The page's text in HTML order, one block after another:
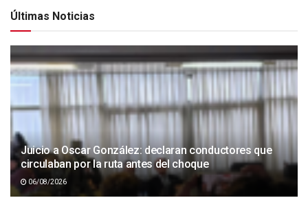
Últimas Noticias
Juicio a Oscar González: declaran conductores que
circulaban por la ruta antes del choque
06/08/2026